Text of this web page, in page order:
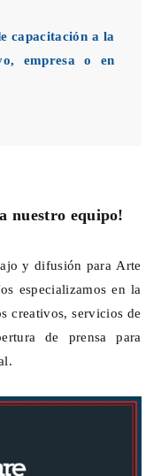
capacitación a la
empresa o en
nuestro equipo!
y difusión para Arte
especializamos en la
creativos, servicios de
de prensa para